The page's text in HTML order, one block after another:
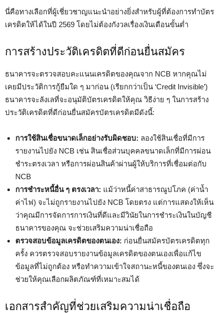
นี่คือทางเลือกที่ผู้เชี่ยวชาญแนะนำอย่างยิ่งสำหรับผู้ที่ต้องการทำบัตร
เครดิตให้ได้ในปี 2569 โดยไม่ต้องกังวลเรื่องเงินเดือนขั้นต่ำ
การสร้างประวัติเครดิตที่ดีก่อนยื่นสมัคร
ธนาคารจะตรวจสอบคะแนนเครดิตของคุณจาก NCB หากคุณไม่
เคยมีประวัติการกู้ยืมใด ๆ มาก่อน (เรียกกว่าเป็น ‘Credit Invisible’)
ธนาคารจะลังเลที่จะอนุมัติบัตรเครดิตให้คุณ วิธีง่าย ๆ ในการสร้าง
ประวัติเครดิตที่ดีก่อนยื่นสมัครบัตรเครดิตมีดังนี้:
การใช้สินเชื่อขนาดเล็กอย่างรับผิดชอบ: ลองใช้สินเชื่อที่มีการ
รายงานไปยัง NCB เช่น สินเชื่อส่วนบุคคลขนาดเล็กที่มีการผ่อน
ชำระตรงเวลา หรือการผ่อนสินค้าผ่านผู้ให้บริการที่เชื่อมต่อกับ
NCB
การชำระหนี้อื่น ๆ ตรงเวลา: แม้ว่าหนี้ค่าสาธารณูปโภค (ค่าน้ำ
ค่าไฟ) จะไม่ถูกรายงานไปยัง NCB โดยตรง แต่การแสดงให้เห็น
ว่าคุณมีการจัดการการเงินที่ดีและมีวินัยในการชำระเงินในบัญชี
ธนาคารของคุณ จะช่วยเสริมความน่าเชื่อถือ
ตรวจสอบข้อมูลเครดิตของตนเอง: ก่อนยื่นสมัครบัตรเครดิตทุก
ครั้ง ควรตรวจสอบรายงานข้อมูลเครดิตของตนเองเพื่อแก้ไข
ข้อมูลที่ไม่ถูกต้อง หรือทำความเข้าใจสถานะหนี้ของตนเอง ซึ่งจะ
ช่วยให้คุณเลือกผลิตภัณฑ์ที่เหมาะสมได้
เอกสารสำคัญที่ช่วยเสริมความน่าเชื่อถือ